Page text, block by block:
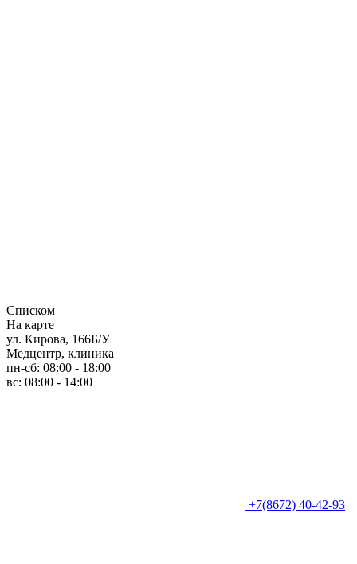
Списком
На карте
ул. Кирова, 166Б/У
Медцентр, клиника
пн-сб: 08:00 - 18:00
вс: 08:00 - 14:00
+7(8672) 40-42-93